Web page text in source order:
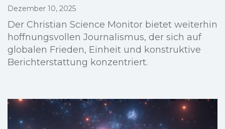
Dezember 10, 2025
Der Christian Science Monitor bietet weiterhin
hoffnungsvollen Journalismus, der sich auf
globalen Frieden, Einheit und konstruktive
Berichterstattung konzentriert.